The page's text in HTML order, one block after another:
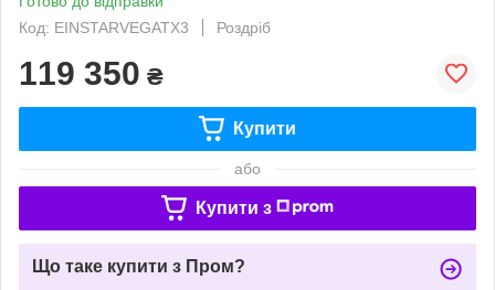
Код: EINSTARVEGATX3
Роздріб
119 350 ₴
Купити
або
Купити з
Що таке купити з Пром?